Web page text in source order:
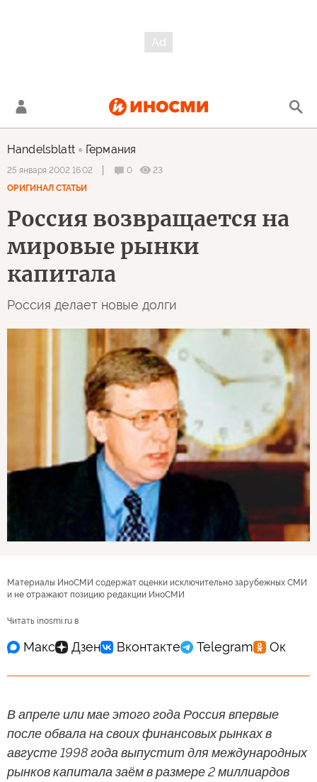
Handelsblatt Германия
25 января 2002 16:02 0
23
ОРИГИНАЛ СТАТЬИ
Россия возвращается на
мировые рынки
капитала
Россия делает новые долги
Материалы ИноСМИ содержат оценки исключительно зарубежных СМИ
и не отражают позицию редакции ИноСМИ
Читать inosmi.ru в
В апреле или мае этого года Россия впервые
после обвала на своих финансовых рынках в
августе 1998 года выпустит для международных
рынков капитала заём в размере 2 миллиардов